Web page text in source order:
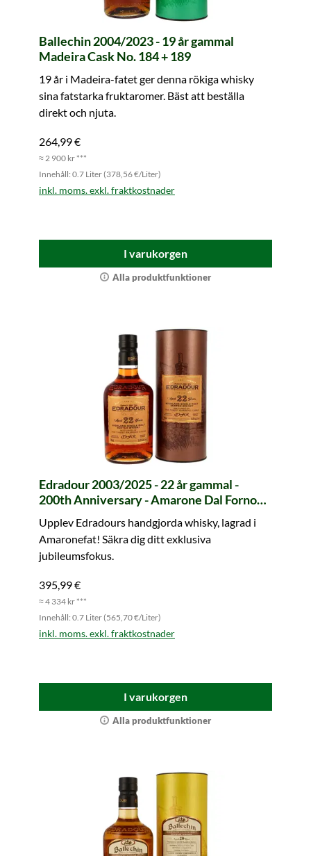
Ballechin 2004/2023 - 19 år gammal
Madeira Cask No. 184 + 189
19 år i Madeira-fatet ger denna rökiga whisky
sina fatstarka fruktaromer. Bäst att beställa
direkt och njuta.
264,99 €
≈ 2 900 kr ***
Innehåll: 0.7 Liter (378,56 €/Liter)
inkl. moms. exkl. fraktkostnader
I varukorgen
Alla produktfunktioner
Edradour 2003/2025 - 22 år gammal -
200th Anniversary - Amarone Dal Forno
Upplev Edradours handgjorda whisky, lagrad i
Amaronefat! Säkra dig ditt exklusiva
jubileumsfokus.
395,99 €
≈ 4 334 kr ***
Innehåll: 0.7 Liter (565,70 €/Liter)
inkl. moms. exkl. fraktkostnader
I varukorgen
Alla produktfunktioner